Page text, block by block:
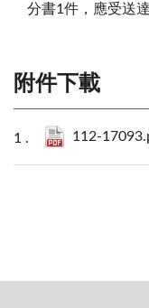
分書1件，應受送
附件下載
112-